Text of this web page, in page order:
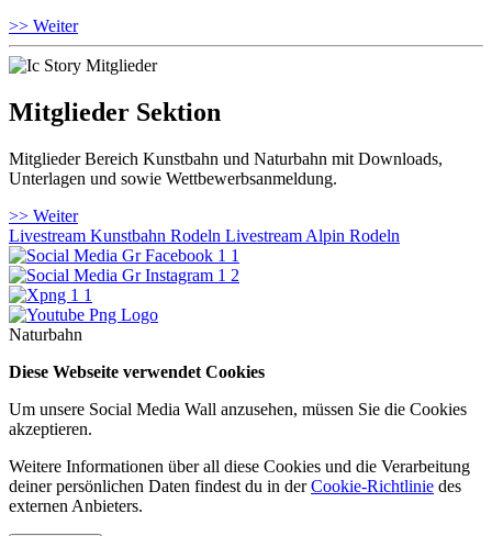
>> Weiter
Mitglieder Sektion
Mitglieder Bereich Kunstbahn und Naturbahn mit Downloads,
Unterlagen und sowie Wettbewerbsanmeldung.
>> Weiter
Livestream Kunstbahn Rodeln Livestream Alpin Rodeln
Naturbahn
Diese Webseite verwendet Cookies
Um unsere Social Media Wall anzusehen, müssen Sie die Cookies
akzeptieren.
Weitere Informationen über all diese Cookies und die Verarbeitung
deiner persönlichen Daten findest du in derCookie-Richtlinie des
externen Anbieters.